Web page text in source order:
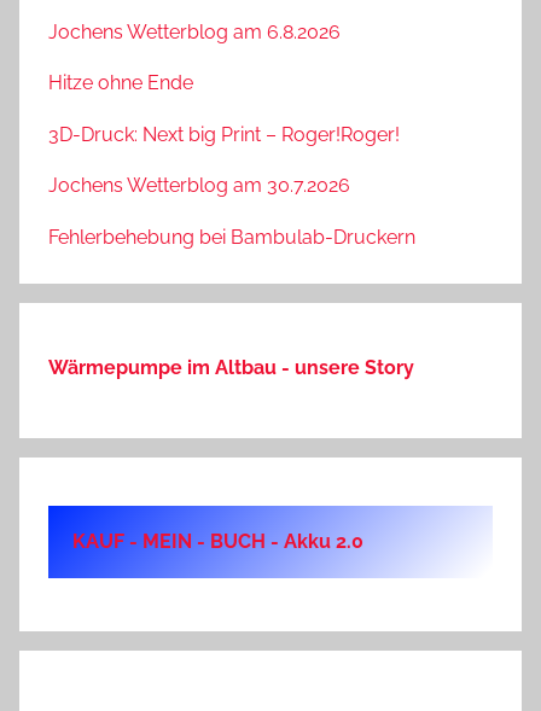
Jochens Wetterblog am 6.8.2026
Hitze ohne Ende
3D-Druck: Next big Print – Roger!Roger!
Jochens Wetterblog am 30.7.2026
Fehlerbehebung bei Bambulab-Druckern
Wärmepumpe im Altbau - unsere Story
KAUF - MEIN - BUCH - Akku 2.0